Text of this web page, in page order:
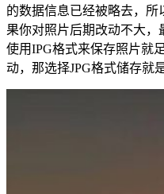
的数据信息已经被略去，所
果你对照片后期改动不大，
使用IPG格式来保存照片就
动，那选择JPG格式储存就